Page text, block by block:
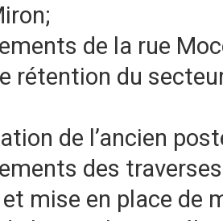
de la rue
rétention du
de l’ancien
des
mise en place de